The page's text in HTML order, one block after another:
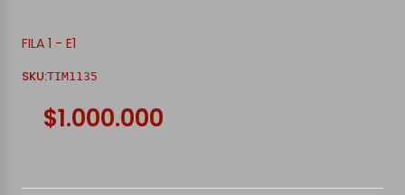
FILA 1 - E1
SKU:TIM1135
$1.000.000